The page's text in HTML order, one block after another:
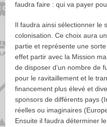
faudra faire : qui va payer
Il faudra ainsi sélectionner le
colonisation. Ce choix aura
partie et représente une
effet partir avec la Mission
de disposer d’un nombre de
pour le ravitaillement et le
financement plus élevé et
sponsors de différents pays
réelles ou imaginaires
Ensuite il faudra déterminer